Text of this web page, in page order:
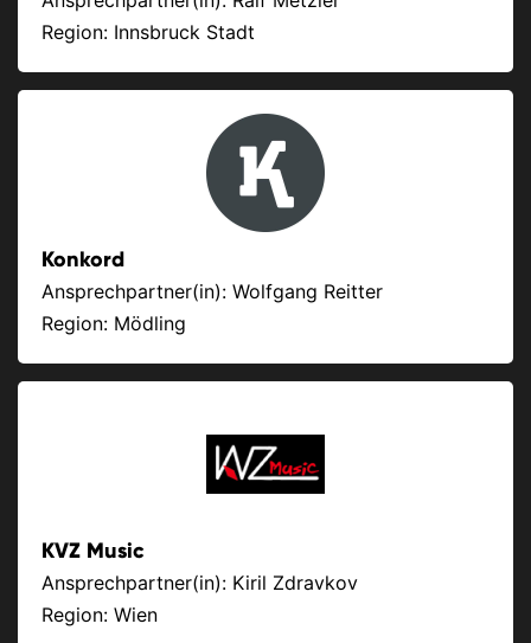
Region: Innsbruck Stadt
Konkord
Ansprechpartner(in): Wolfgang Reitter
Region: Mödling
KVZ Music
Ansprechpartner(in): Kiril Zdravkov
Region: Wien